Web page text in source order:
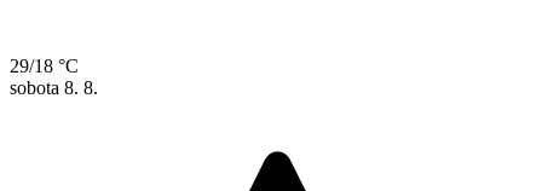
29/18 °C
sobota 8. 8.